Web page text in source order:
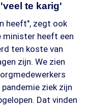
te karig'
heeft", zegt ook
minister heeft een
ten koste van
zijn. We zien
ziek zijn
Dat vinden